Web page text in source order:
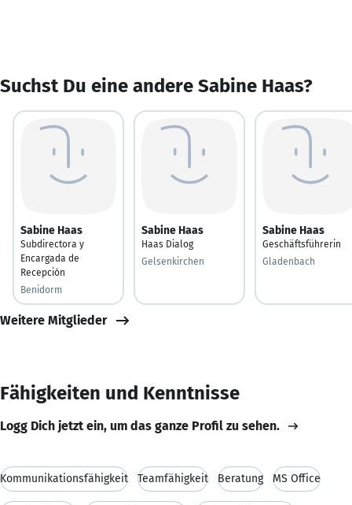
Suchst Du eine andere Sabine Haas?
Sabine Haas
Subdirectora y
Encargada de
Recepción
Benidorm
Sabine Haas
Haas Dialog
Gelsenkirchen
Sabine Haas
Geschäftsführerin
Gladenbach
Weitere Mitglieder
Fähigkeiten und Kenntnisse
Logg Dich jetzt ein, um das ganze Profil zu sehen.
Kommunikationsfähigkeit Teamfähigkeit Beratung MS Office